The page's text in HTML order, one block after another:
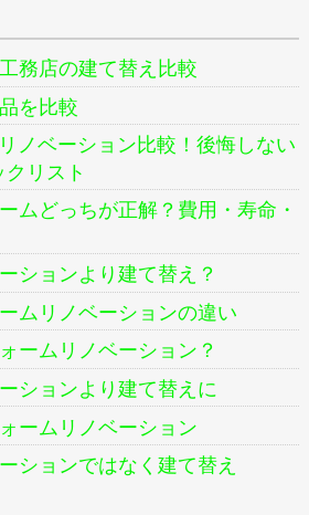
務店の建て替え比較
を比較
ノベーション比較！後悔しない
リスト
ムどっちが正解？費用・寿命・
ションより建て替え？
ムリノベーションの違い
ームリノベーション？
ションより建て替えに
ームリノベーション
ションではなく建て替え